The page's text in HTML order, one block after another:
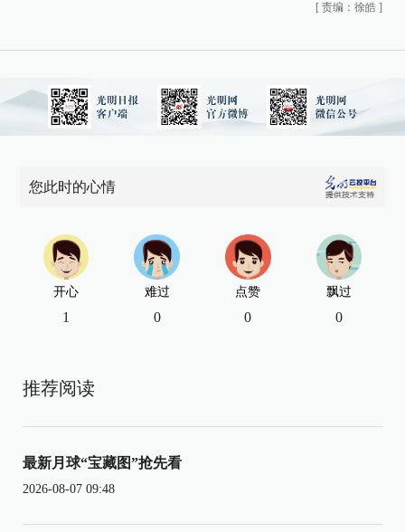
[ 责编：徐皓 ]
您此时的心情
开心
1
难过
0
点赞
0
飘过
0
推荐阅读
最新月球“宝藏图”抢先看
2026-08-07 09:48